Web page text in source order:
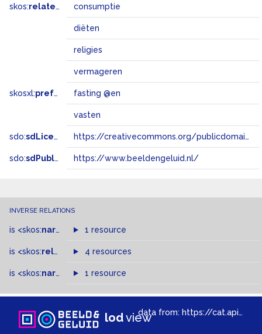
skos:related consumptie
diëten
religies
vermageren
skosxl:prefLabel fasting @en
vasten
sdo:sdLicense https://creativecommons.org/publicdomain/zero/1.0/
sdo:sdPublisher https://www.beeldengeluid.nl/
INVERSE RELATIONS
is <skos:narrower >of
1 resource
is <skos:related > of4 resources
is <skos:narrowMatch >of
1 resource
lodviewdata from: https://cat.apis.beeldengeluid.nl/sparql